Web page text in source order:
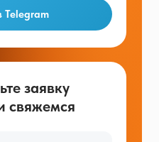
Telegram
заявку
свяжемся